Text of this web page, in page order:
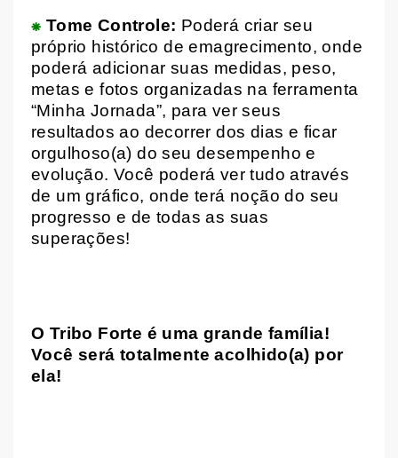
⁕ Tome Controle: Poderá criar seu
próprio histórico de emagrecimento, onde
poderá adicionar suas medidas, peso,
metas e fotos organizadas na ferramenta
“Minha Jornada”, para ver seus
resultados ao decorrer dos dias e ficar
orgulhoso(a) do seu desempenho e
evolução. Você poderá ver tudo através
de um gráfico, onde terá noção do seu
progresso e de todas as suas
superações!
O Tribo Forte é uma grande família!
Você será totalmente acolhido(a) por
ela!